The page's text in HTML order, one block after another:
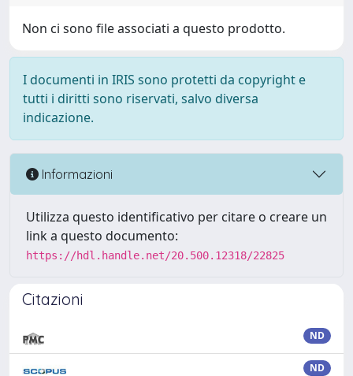
Non ci sono file associati a questo prodotto.
I documenti in IRIS sono protetti da copyright e
tutti i diritti sono riservati, salvo diversa
indicazione.
Informazioni
Utilizza questo identificativo per citare o creare un
link a questo documento:
https://hdl.handle.net/20.500.12318/22825
Citazioni
ND
ND